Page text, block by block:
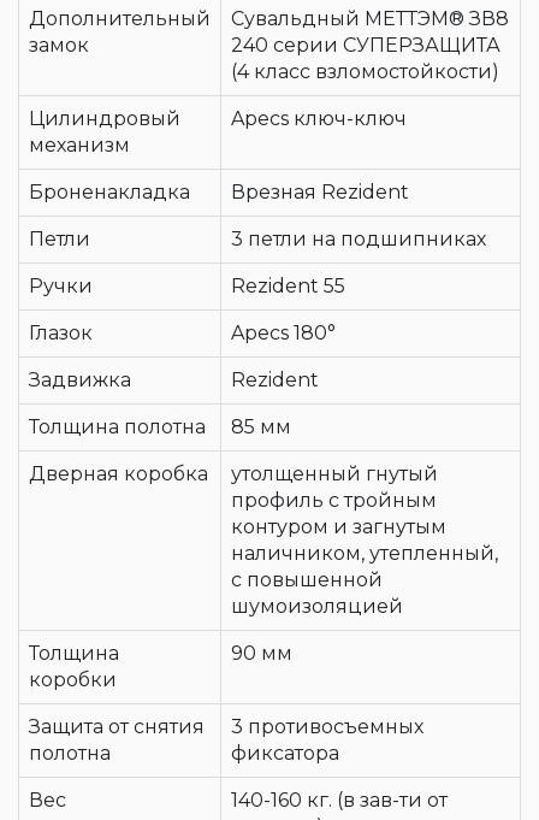
Дополнительный
замок
Сувальдный МЕТТЭМ® ЗВ8
240 серии СУПЕРЗАЩИТА
(4 класс взломостойкости)
Цилиндровый
механизм
Apecs ключ-ключ
Броненакладка Врезная Rezident
Петли 3 петли на подшипниках
Ручки Rezident 55
Глазок Apecs 180°
Задвижка Rezident
Толщина полотна 85 мм
Дверная коробка
утолщенный гнутый
профиль с тройным
контуром и загнутым
наличником, утепленный,
с повышенной
шумоизоляцией
Толщина
коробки
90 мм
Защита от снятия
полотна
3 противосъемных
фиксатора
Вес
140-160 кг. (в зав-ти от